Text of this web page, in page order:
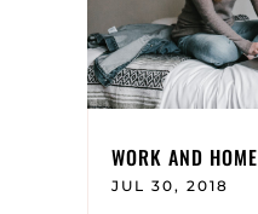
WORK AND HOME
JUL 30, 2018